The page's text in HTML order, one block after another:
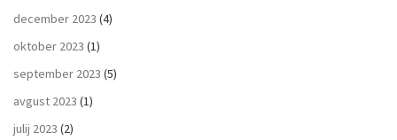
december 2023 (4)
oktober 2023 (1)
september 2023 (5)
avgust 2023 (1)
julij 2023 (2)